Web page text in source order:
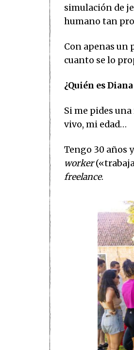
simulación de
humano tan
Con apenas un
cuanto se lo
¿Quién es
Si me pides
vivo, mi edad…
Tengo 30 años
worker
freelance.